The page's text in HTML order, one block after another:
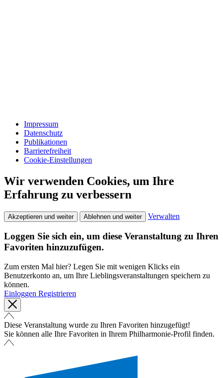
Impressum
Datenschutz
Publikationen
Barrierefreiheit
Cookie-Einstellungen
Wir verwenden Cookies, um Ihre
Erfahrung zu verbessern
Akzeptieren und weiter Ablehnen und weiter Verwalten
Loggen Sie sich ein, um diese Veranstaltung zu Ihren
Favoriten hinzuzufügen.
Zum ersten Mal hier? Legen Sie mit wenigen Klicks ein
Benutzerkonto an, um Ihre Lieblingsveranstaltungen speichern zu
können.
Einloggen Registrieren
Diese Veranstaltung wurde zu Ihren Favoriten hinzugefügt!
Sie können alle Ihre Favoriten in Ihrem Philharmonie-Profil finden.